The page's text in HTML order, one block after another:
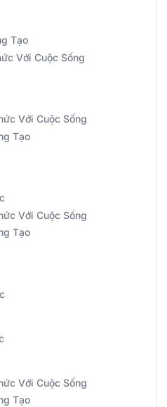
Tạo
Với Cuộc Sống
Với Cuộc Sống
Tạo
Với Cuộc Sống
Tạo
Với Cuộc Sống
Tạo